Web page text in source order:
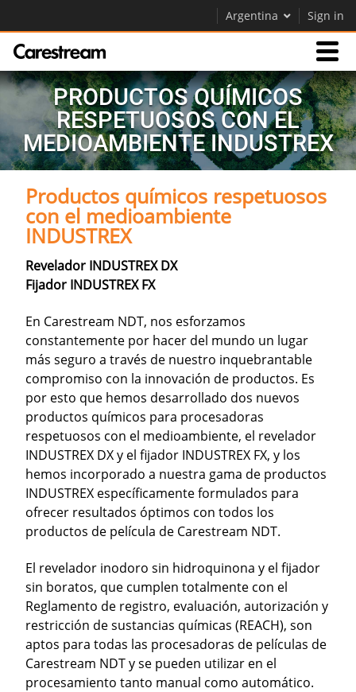
Argentina Sign in
Productos
Soporte
Empresa
Careers
Contáctenos
PRODUCTOS QUÍMICOS
RESPETUOSOS CON EL
MEDIOAMBIENTE INDUSTREX
Productos químicos respetuosos
con el medioambiente
INDUSTREX
Revelador INDUSTREX DX
Fijador INDUSTREX FX
En Carestream NDT, nos esforzamos
constantemente por hacer del mundo un lugar
más seguro a través de nuestro inquebrantable
compromiso con la innovación de productos. Es
por esto que hemos desarrollado dos nuevos
productos químicos para procesadoras
respetuosos con el medioambiente, el revelador
INDUSTREX DX y el fijador INDUSTREX FX, y los
hemos incorporado a nuestra gama de productos
INDUSTREX específicamente formulados para
ofrecer resultados óptimos con todos los
productos de película de Carestream NDT.
El revelador inodoro sin hidroquinona y el fijador
sin boratos, que cumplen totalmente con el
Reglamento de registro, evaluación, autorización y
restricción de sustancias químicas (REACH), son
aptos para todas las procesadoras de películas de
Carestream NDT y se pueden utilizar en el
procesamiento tanto manual como automático.